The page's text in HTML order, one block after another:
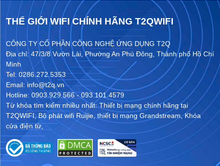
THẾ GIỚI WIFI CHÍNH HÃNG T2QWIFI
CÔNG TY CỔ PHẦN CÔNG NGHỆ ỨNG DỤNG T2Q
Địa chỉ: 47/3/8 Vườn Lài, Phường An Phú Đông, Thành phố Hồ Chí
Minh
Tel: 0286.272.5353
Email: info@t2q.vn
Hotline: 0903.929.566 - 093.101.4579
Từ khóa tìm kiếm nhiều nhất:Thiết bị mạng chính hãng tại
T2QWIFI,Bộ phát wifi Ruijie,thiết bị mạng Grandstream,Khóa
cửa điện từ,